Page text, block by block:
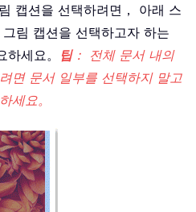
캡션을 선택하려면， 아래 스
림 캡션을 선택하고자 하는
세요。
팁： 전체 문서 내의
면 문서 일부를 선택하지 말고
세요。